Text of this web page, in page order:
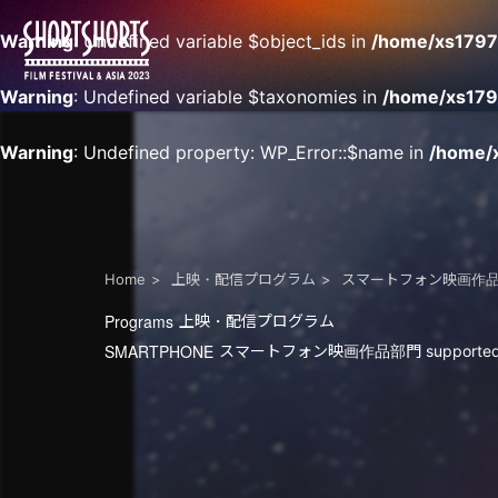
Warning: Undefined variable $object_ids in/home/
Warning: Undefined variable $taxonomies in /home/
Warning: Undefined property: WP_Error::$name in /home/
Home 上映・配信プログラム スマートフォン映画作
Programs 上映・配信プログラム
SMARTPHONE スマートフォン映画作品部門